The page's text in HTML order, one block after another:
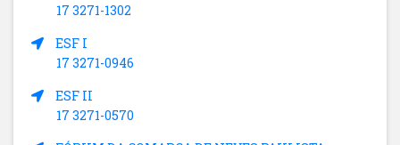
17 3271-1302
ESF I
17 3271-0946
ESF II
17 3271-0570